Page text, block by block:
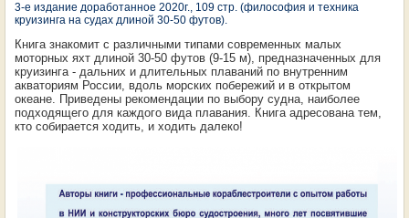
3-е издание доработанное 2020г., 109 стр. (философия и техника
круизинга на судах длиной 30-50 футов).
Книга знакомит с различными типами современных малых
моторных яхт длиной 30-50 футов (9-15 м), предназначенных для
круизинга - дальних и длительных плаваний по внутренним
акваториям России, вдоль морских побережий и в открытом
океане. Приведены рекомендации по выбору судна, наиболее
подходящего для каждого вида плавания. Книга адресована тем,
кто собирается ходить, и ходить далеко!